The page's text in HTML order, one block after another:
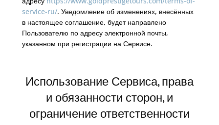
service-ru/. Уведомление об изменениях, внесённых
в настоящее соглашение, будет направлено
Пользователю по адресу электронной почты,
указанном при регистрации на Сервисе.
Использование Сервиса, права
и обязанности сторон, и
ограничение ответственности